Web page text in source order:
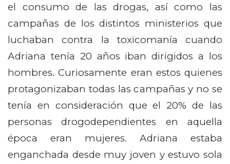
el consumo de las drogas, así como las
campañas de los distintos ministerios que
luchaban contra la toxicomanía cuando
Adriana tenía 20 años iban dirigidos a los
hombres. Curiosamente eran estos quienes
protagonizaban todas las campañas y no se
tenía en consideración que el 20% de las
personas drogodependientes en aquella
época eran mujeres. Adriana estaba
enganchada desde muy joven y estuvo sola